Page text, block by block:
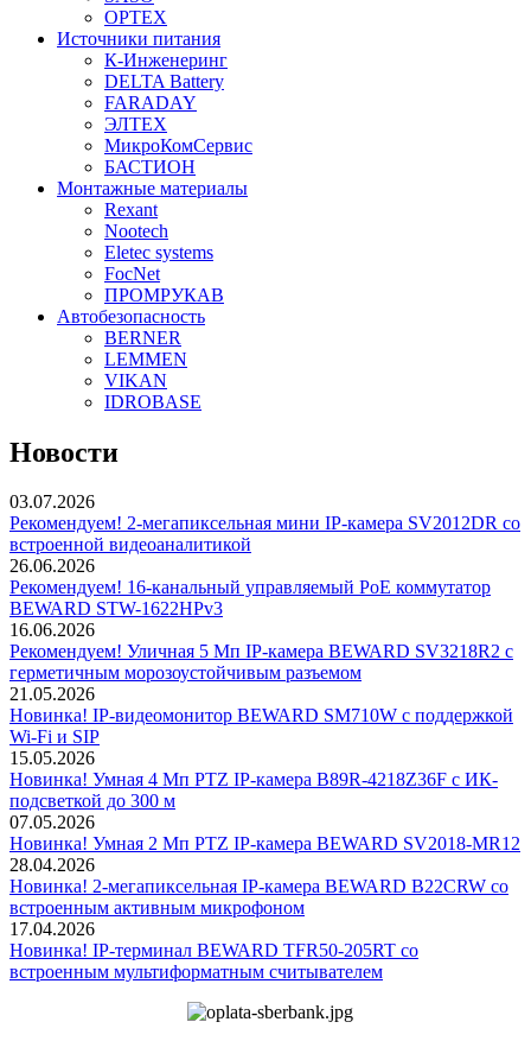
OPTEX
Источники питания
К-Инженеринг
DELTA Battery
FARADAY
ЭЛТЕХ
МикроКомСервис
БАСТИОН
Монтажные материалы
Rexant
Nootech
Eletec systems
FocNet
ПРОМРУКАВ
Автобезопасность
BERNER
LEMMEN
VIKAN
IDROBASE
Новости
03.07.2026
Рекомендуем! 2-мегапиксельная мини IP-камера SV2012DR со
встроенной видеоаналитикой
26.06.2026
Рекомендуем! 16-канальный управляемый PoE коммутатор
BEWARD STW-1622HPv3
16.06.2026
Рекомендуем! Уличная 5 Мп IP-камера BEWARD SV3218R2 с
герметичным морозоустойчивым разъемом
21.05.2026
Новинка! IP-видеомонитор BEWARD SM710W с поддержкой
Wi-Fi и SIP
15.05.2026
Новинка! Умная 4 Мп PTZ IP-камера B89R-4218Z36F с ИК-
подсветкой до 300 м
07.05.2026
Новинка! Умная 2 Мп PTZ IP-камера BEWARD SV2018-MR12
28.04.2026
Новинка! 2-мегапиксельная IP-камера BEWARD B22CRW со
встроенным активным микрофоном
17.04.2026
Новинка! IP-терминал BEWARD TFR50-205RT со
встроенным мультиформатным считывателем